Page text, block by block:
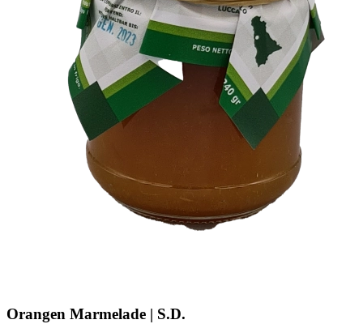
Orangen Marmelade | S.D.